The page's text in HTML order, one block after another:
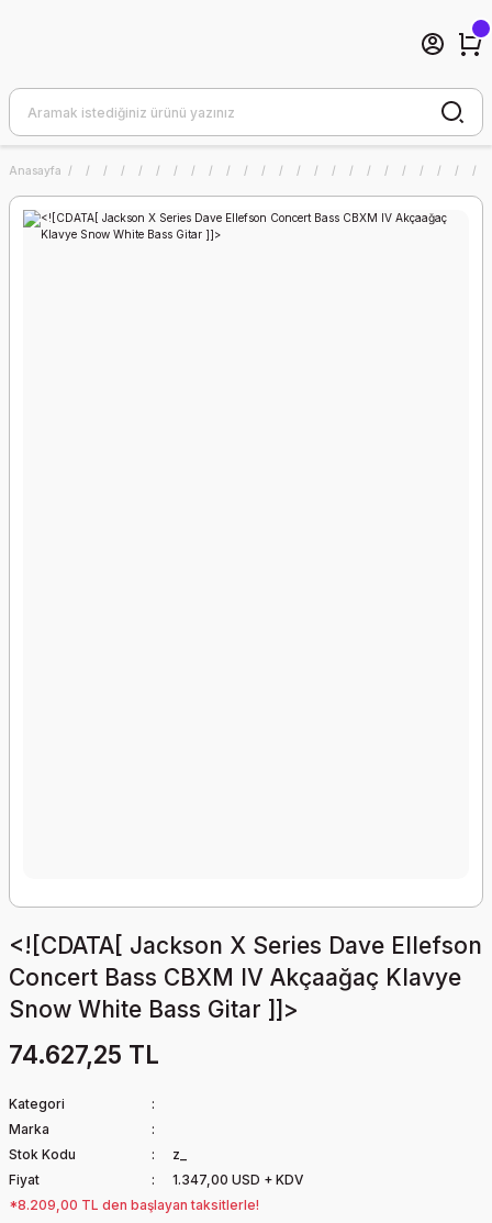
Anasayfa
<![CDATA[ Jackson X Series Dave Ellefson
Concert Bass CBXM IV Akçaağaç Klavye
Snow White Bass Gitar ]]>
74.627,25 TL
Kategori
Marka
Stok Kodu
z_
Fiyat
1.347,00 USD + KDV
*8.209,00 TL den başlayan taksitlerle!